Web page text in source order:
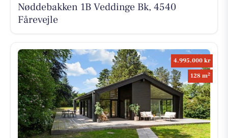
Nøddebakken 1B Veddinge Bk, 4540
Fårevejle
4.995.000 kr
128 m2